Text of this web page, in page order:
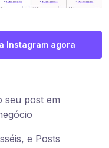
Instagram agora
seu post em
e Posts